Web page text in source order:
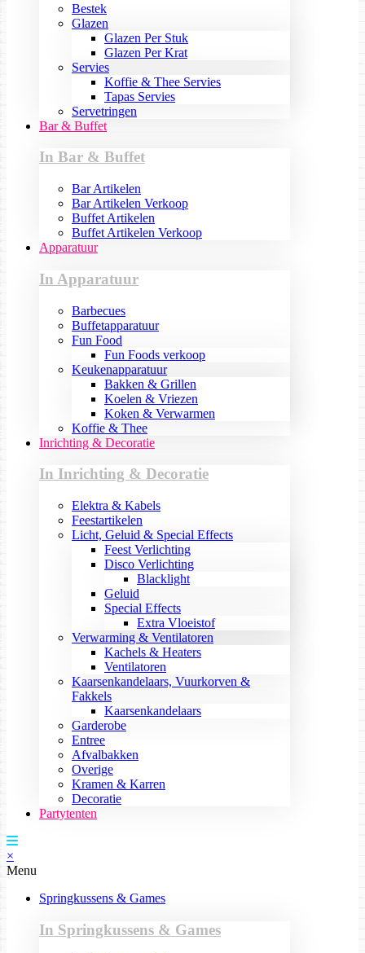
Bestek
Glazen
Glazen Per Stuk
Glazen Per Krat
Servies
Koffie & Thee Servies
Tapas Servies
Servetringen
Bar & Buffet
In Bar & Buffet
Bar Artikelen
Bar Artikelen Verkoop
Buffet Artikelen
Buffet Artikelen Verkoop
Apparatuur
In Apparatuur
Barbecues
Buffetapparatuur
Fun Food
Fun Foods verkoop
Keukenapparatuur
Bakken & Grillen
Koelen & Vriezen
Koken & Verwarmen
Koffie & Thee
Inrichting & Decoratie
In Inrichting & Decoratie
Elektra & Kabels
Feestartikelen
Licht, Geluid & Special Effects
Feest Verlichting
Disco Verlichting
Blacklight
Geluid
Special Effects
Extra Vloeistof
Verwarming & Ventilatoren
Kachels & Heaters
Ventilatoren
Kaarsenkandelaars, Vuurkorven &
Fakkels
Kaarsenkandelaars
Garderobe
Entree
Afvalbakken
Overige
Kramen & Karren
Decoratie
Partytenten
×
Menu
Springkussens & Games
In Springkussens & Games